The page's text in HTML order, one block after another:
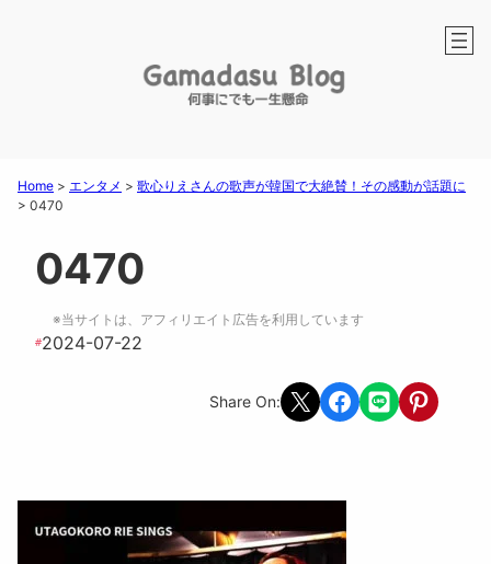
Home > エンタメ > 歌心りえさんの歌声が韓国で大絶賛！その感動が話題に
> 0470
0470
※当サイトは、アフィリエイト広告を利用しています
#2024-07-22
Share On: Share on X Share on Facebook
Share on LINEShare on